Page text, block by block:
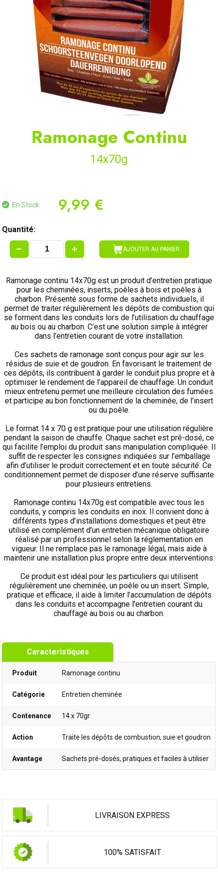
Ramonage Continu
14x70g
En Stock 9,99 €
Quantité:
AJOUTER AU PANIER
Ramonage continu 14x70g est un produit d’entretien pratique
pour les cheminées, inserts, poêles à bois et poêles à
charbon. Présenté sous forme de sachets individuels, il
permet de traiter régulièrement les dépôts de combustion qui
se forment dans les conduits lors de l’utilisation du chauffage
au bois ou au charbon. C’est une solution simple à intégrer
dans l’entretien courant de votre installation.
Ces sachets de ramonage sont conçus pour agir sur les
résidus de suie et de goudron. En favorisant le traitement de
ces dépôts, ils contribuent à garder le conduit plus propre et à
optimiser le rendement de l’appareil de chauffage. Un conduit
mieux entretenu permet une meilleure circulation des fumées
et participe au bon fonctionnement de la cheminée, de l’insert
ou du poêle.
Le format 14 x 70 g est pratique pour une utilisation régulière
pendant la saison de chauffe. Chaque sachet est pré-dosé, ce
qui facilite l’emploi du produit sans manipulation compliquée. Il
suffit de respecter les consignes indiquées sur l’emballage
afin d’utiliser le produit correctement et en toute sécurité. Ce
conditionnement permet de disposer d’une réserve suffisante
pour plusieurs entretiens.
Ramonage continu 14x70g est compatible avec tous les
conduits, y compris les conduits en inox. Il convient donc à
différents types d’installations domestiques et peut être
utilisé en complément d’un entretien mécanique obligatoire
réalisé par un professionnel selon la réglementation en
vigueur. Il ne remplace pas le ramonage légal, mais aide à
maintenir une installation plus propre entre deux interventions.
Ce produit est idéal pour les particuliers qui utilisent
régulièrement une cheminée, un poêle ou un insert. Simple,
pratique et efficace, il aide à limiter l’accumulation de dépôts
dans les conduits et accompagne l’entretien courant du
chauffage au bois ou au charbon.
Caracteristiques
Produit Ramonage continu
Catégorie Entretien cheminée
Contenance 14 x 70gr
Action Traite les dépôts de combustion, suie et goudron
Avantage Sachets pré-dosés, pratiques et faciles à utiliser
LIVRAISON EXPRESS
100% SATISFAIT